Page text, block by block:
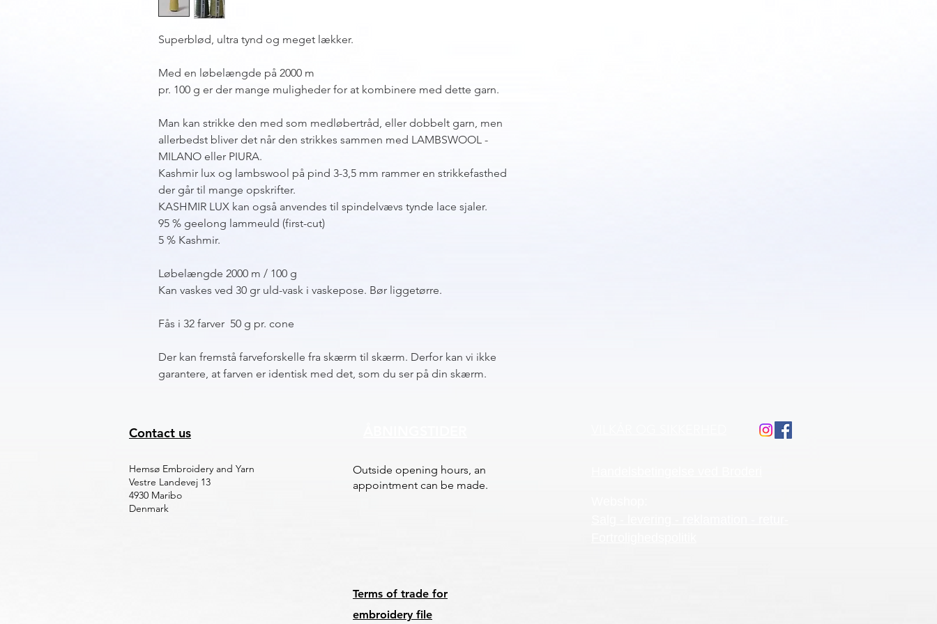
Superblød, ultra tynd og meget lækker.
Med en løbelængde på 2000 m
pr. 100 g er der mange muligheder for at kombinere med dette garn.
Man kan strikke den med som medløbertråd, eller dobbelt garn, men
allerbedst bliver det når den strikkes sammen med LAMBSWOOL -
MILANO eller PIURA.
Kashmir lux og lambswool på pind 3-3,5 mm rammer en strikkefasthed
der går til mange opskrifter.
KASHMIR LUX kan også anvendes til spindelvævs tynde lace sjaler.
95 % geelong lammeuld (first-cut)
5 % Kashmir.
Løbelængde 2000 m / 100 g
Kan vaskes ved 30 gr uld-vask i vaskepose. Bør liggetørre.
Fås i 32 farver 50 g pr. cone
Der kan fremstå farveforskelle fra skærm til skærm. Derfor kan vi ikke
garantere, at farven er identisk med det, som du ser på din skærm.
Contact us
Hemsø Embroidery and Yarn
Vestre Landevej 13
4930 Maribo
Denmark
Outside opening hours, an
appointment can be made.
Terms of trade for
embroidery file